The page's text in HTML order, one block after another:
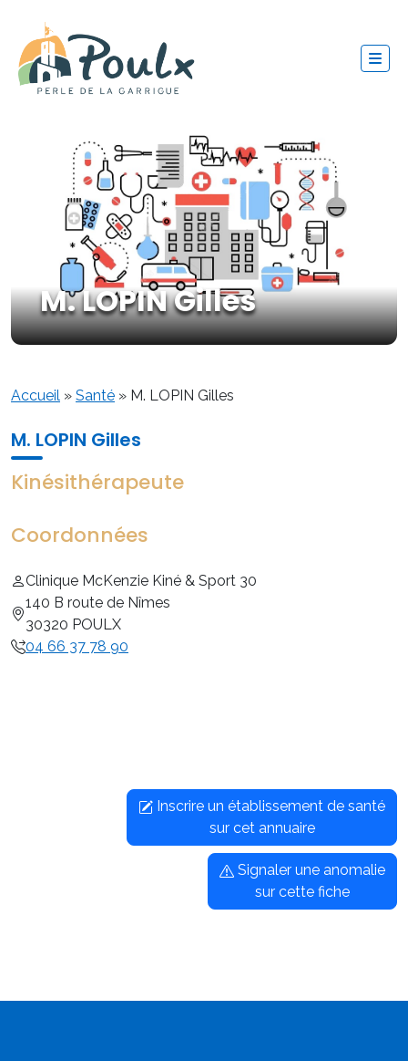
M. LOPIN Gilles
Accueil » Santé » M. LOPIN Gilles
M. LOPIN Gilles
Kinésithérapeute
Coordonnées
Clinique McKenzie Kiné & Sport 30
140 B route de Nîmes
30320 POULX
04 66 37 78 90
Inscrire un établissement de santé
sur cet annuaire
Signaler une anomalie
sur cette fiche